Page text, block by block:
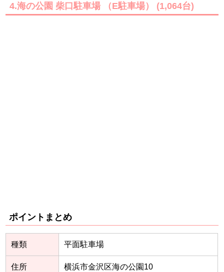
4.海の公園 柴口駐車場 （E駐車場） (1,064台)
ポイントまとめ
種類 平面駐車場
住所 横浜市金沢区海の公園10